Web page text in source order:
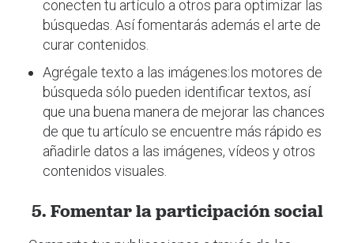
conecten tu artículo a otros para optimizar las
búsquedas. Así fomentarás además el arte de
curar contenidos
Agrégale texto a las imágenes:los motores de
búsqueda sólo pueden identificar textos, así
que una buena manera de mejorar las chances
de que tu artículo se encuentre más rápido es
añadirle datos a las imágenes, vídeos y otros
contenidos visuales.
5. Fomentar la participación social